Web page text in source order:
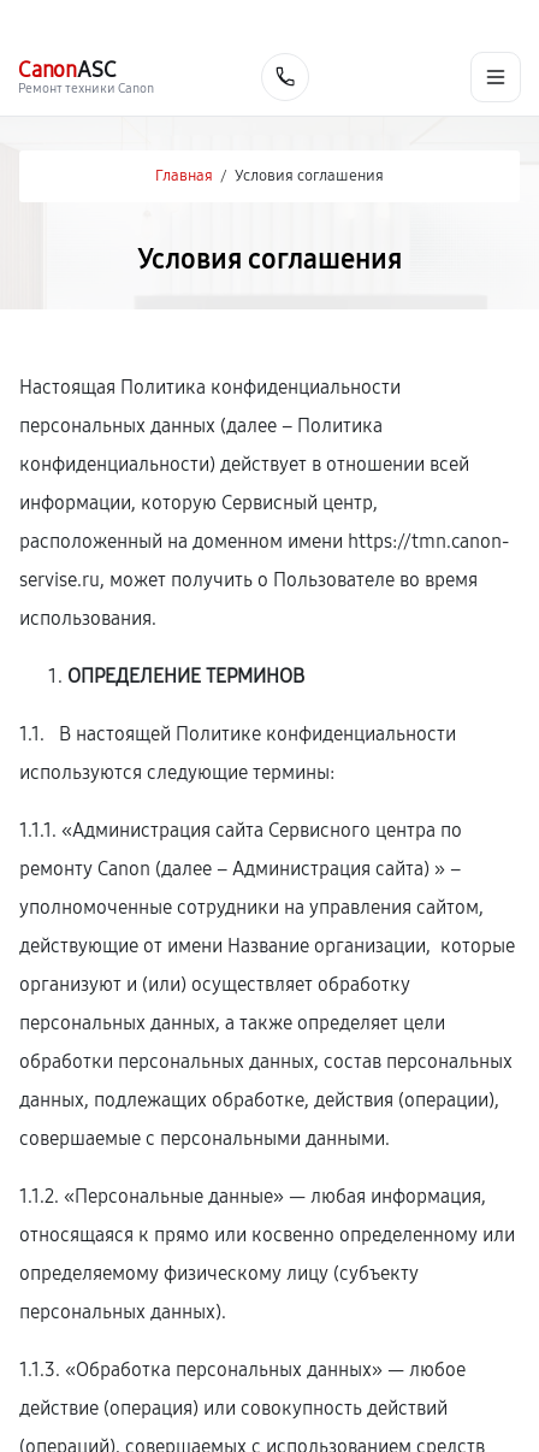
CanonASC
Ремонт техники Canon
Главная / Условия соглашения
Условия соглашения
Настоящая Политика конфиденциальности
персональных данных (далее – Политика
конфиденциальности) действует в отношении всей
информации, которую Сервисный центр,
расположенный на доменном имени https://tmn.canon-
servise.ru, может получить о Пользователе во время
использования.
ОПРЕДЕЛЕНИЕ ТЕРМИНОВ
1.1. В настоящей Политике конфиденциальности
используются следующие термины:
1.1.1. «Администрация сайта Сервисного центра по
ремонту Canon (далее – Администрация сайта) » –
уполномоченные сотрудники на управления сайтом,
действующие от имени Название организации, которые
организуют и (или) осуществляет обработку
персональных данных, а также определяет цели
обработки персональных данных, состав персональных
данных, подлежащих обработке, действия (операции),
совершаемые с персональными данными.
1.1.2. «Персональные данные» — любая информация,
относящаяся к прямо или косвенно определенному или
определяемому физическому лицу (субъекту
персональных данных).
1.1.3. «Обработка персональных данных» — любое
действие (операция) или совокупность действий
(операций), совершаемых с использованием средств